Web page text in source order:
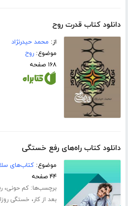
دانلود کتاب قدرت روح
از: محمد حیدرنژاد
موضوع:روح
۱۶۸ صفحه
دانلود کتاب راه‌های رفع خستگی
موضوع:کتاب‌های
۴۴ صفحه
برچسب‌ها:کم حونی،
بعد از کار، خستگی